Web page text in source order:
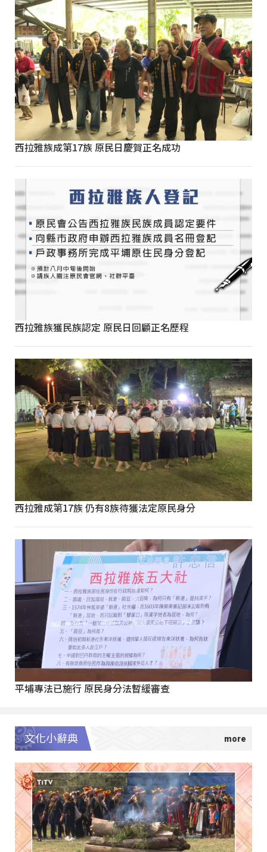
西拉雅族成第17族 原民日慶賀正名成功
西拉雅族獲民族認定 原民日回顧正名歷程
西拉雅成第17族 仍有8族待獲法定原民身分
平埔專法已施行 原民身分法暫緩審查
文化小辭典